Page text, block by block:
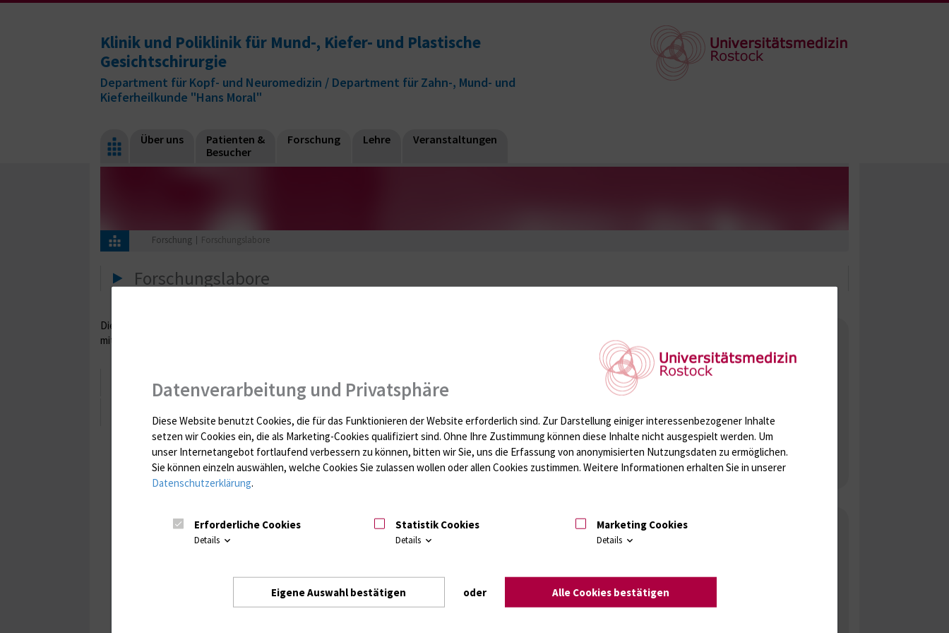
Klinik und Poliklinik für Mund-, Kiefer- und Plastische
Gesichtschirurgie
Department für Kopf- und Neuromedizin / Department für Zahn-, Mund- und
Kieferheilkunde "Hans Moral"
Über uns
Patienten &
Besucher
Forschung Lehre Veranstaltungen
Forschung Forschungslabore
Forschungslabore
Die Forschungslabore der Mund-, Kiefer- und plastischen Gesichtschirurgie bestehen aus zwei Hauptlaboren
mit unterschiedlichen Schwerpunkten.
Histologie-Labor
Forschungsschwerpunkte
Promotion
Publikationen MKG
EFRE
Chefsekretariat
0381 494 6551
0381 494 6698
Datenverarbeitung und Privatsphäre
Diese Website benutzt Cookies, die für das Funktionieren der Website erforderlich sind. Zur Darstellung einiger interessenbezogener Inhalte
setzen wir Cookies ein, die als Marketing-Cookies qualifiziert sind. Ohne Ihre Zustimmung können diese Inhalte nicht ausgespielt werden. Um
unser Internetangebot fortlaufend verbessern zu können, bitten wir Sie, uns die Erfassung von anonymisierten Nutzungsdaten zu ermöglichen.
Sie können einzeln auswählen, welche Cookies Sie zulassen wollen oder allen Cookies zustimmen. Weitere Informationen erhalten Sie in unserer
Datenschutzerklärung.
Erforderliche Cookies
Details
Statistik Cookies
Details
Marketing Cookies
Details
Eigene Auswahl bestätigen oder Alle Cookies bestätigen